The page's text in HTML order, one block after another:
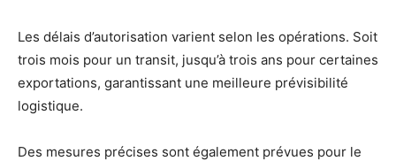
Les délais d’autorisation varient selon les opérations. Soit
trois mois pour un transit, jusqu’à trois ans pour certaines
exportations, garantissant une meilleure prévisibilité
logistique.
Des mesures précises sont également prévues pour le